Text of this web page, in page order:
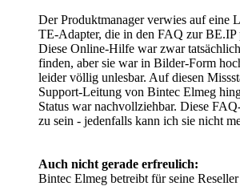
Der Produktmanager verwies auf eine
TE-Adapter, die in den FAQ zur BE.IP
Diese Online-Hilfe war zwar
finden, aber sie war in Bilder-Form
leider völlig unlesbar. Auf diesen
Support-Leitung von Bintec Elmeg
Status war nachvollziehbar. Diese
zu sein - jedenfalls kann ich sie nicht
Auch nicht gerade erfreulich:
Bintec Elmeg betreibt für seine